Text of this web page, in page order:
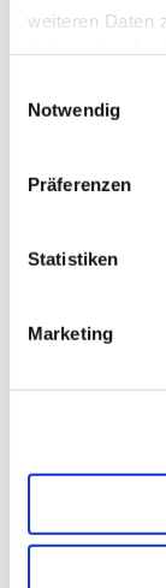
weiteren Daten
Notwendig
Präferenzen
Statistiken
Marketing
Mayflower